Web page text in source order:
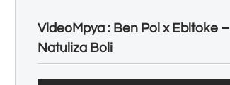
VideoMpya : Ben Pol x Ebitoke –
Natuliza Boli